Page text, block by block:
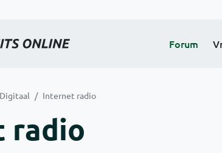
Forum
Digitaal Internet radio
radio